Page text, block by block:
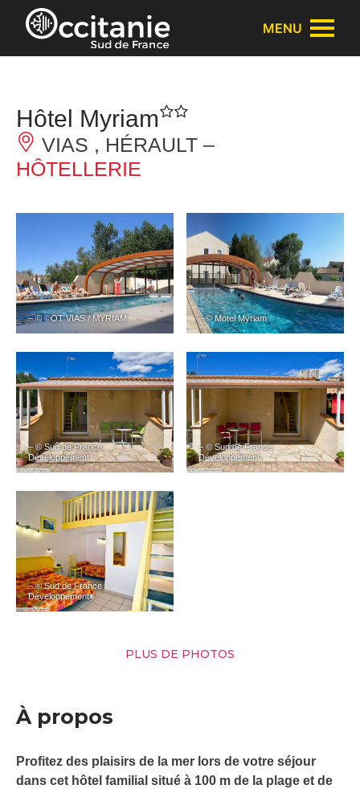
Panneau de gestion des cookies
MENU
Hôtel Myriam
VIAS , HÉRAULT –
HÔTELLERIE
– © ©OT VIAS / MYRIAM – © Motel Myriam
– © Sud de France
Développement
– © Sud de France
Développement
– © Sud de France
Développement
PLUS DE PHOTOS
À propos
Profitez des plaisirs de la mer lors de votre séjour
dans cet hôtel familial situé à 100 m de la plage et de